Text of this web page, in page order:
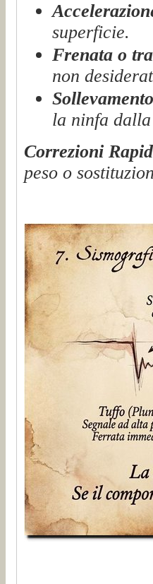
superficie.
Frenata o
non
la ninfa
Correzioni
peso o